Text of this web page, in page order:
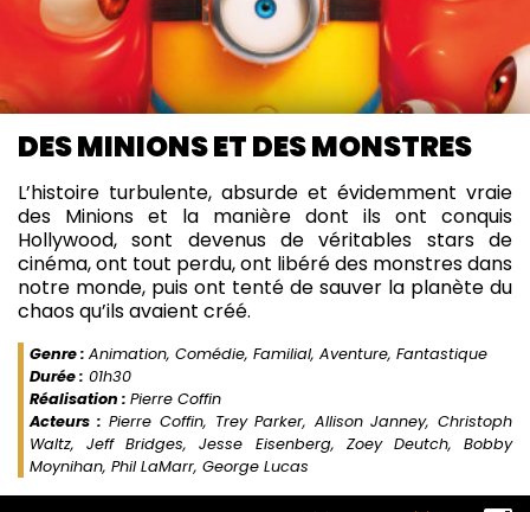
DES MINIONS ET DES MONSTRES
L’histoire turbulente, absurde et évidemment vraie
des Minions et la manière dont ils ont conquis
Hollywood, sont devenus de véritables stars de
cinéma, ont tout perdu, ont libéré des monstres dans
notre monde, puis ont tenté de sauver la planète du
chaos qu’ils avaient créé.
Genre : Animation, Comédie, Familial, Aventure, Fantastique
Durée : 01h30
Réalisation : Pierre Coffin
Acteurs : Pierre Coffin, Trey Parker, Allison Janney, Christoph
Waltz, Jeff Bridges, Jesse Eisenberg, Zoey Deutch, Bobby
Moynihan, Phil LaMarr, George Lucas